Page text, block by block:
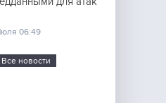
06:49
Все новости